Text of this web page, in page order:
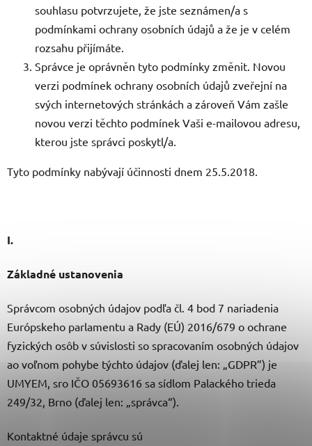
souhlasu potvrzujete, že jste seznámen/a s
podmínkami ochrany osobních údajů a že je v celém
rozsahu přijímáte.
Správce je oprávněn tyto podmínky změnit. Novou
verzi podmínek ochrany osobních údajů zveřejní na
svých internetových stránkách a zároveň Vám zašle
novou verzi těchto podmínek Vaši e-mailovou adresu,
kterou jste správci poskytl/a.
Tyto podmínky nabývají účinnosti dnem 25.5.2018.
I.
Základné ustanovenia
Správcom osobných údajov podľa čl. 4 bod 7 nariadenia
Európskeho parlamentu a Rady (EÚ) 2016/679 o ochrane
fyzických osôb v súvislosti so spracovaním osobných údajov
ao voľnom pohybe týchto údajov (ďalej len: „GDPR”) je
UMYEM, sro IČO 05693616 sa sídlom Palackého trieda
249/32, Brno (ďalej len: „správca“).
Kontaktné údaje správcu sú